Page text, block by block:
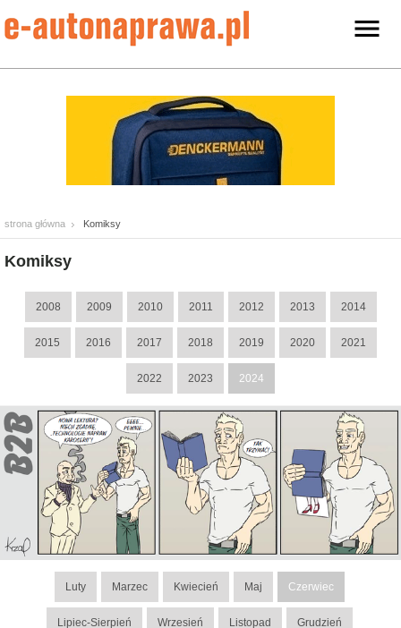
strona główna Komiksy
Komiksy
2008 2009 2010 2011 2012 2013 2014
2015 2016 2017 2018 2019 2020 2021
2022 2023 2024
Luty Marzec Kwiecień Maj Czerwiec
Lipiec-Sierpień Wrzesień Listopad Grudzień